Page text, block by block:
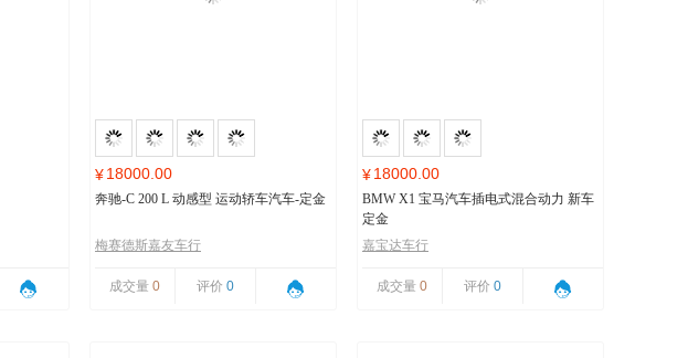
¥18000.00
奔驰-C 200 L 动感型 运动轿车汽车-定金
梅赛德斯嘉友车行
成交量 0 评价 0
¥18000.00
BMW X1 宝马汽车插电式混合动力 新车
定金
嘉宝达车行
成交量 0 评价 0